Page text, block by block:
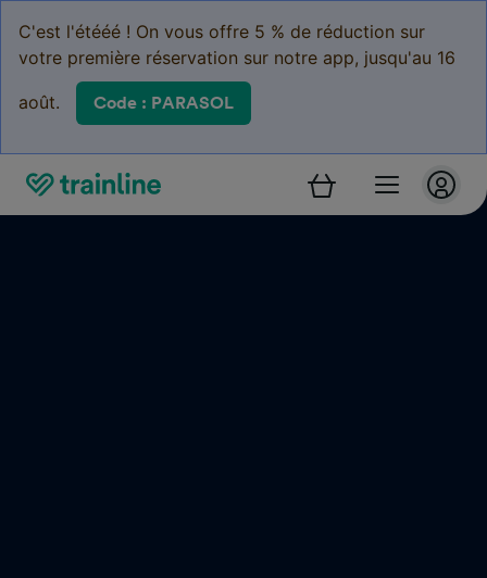
C'est l'étééé ! On vous offre 5 % de réduction sur
votre première réservation sur notre app, jusqu'au 16
août. Code : PARASOL